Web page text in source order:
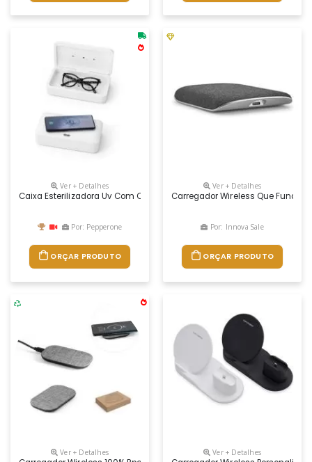
Ver + Detalhes
Caixa Esterilizadora Uv Com Carregador Wireless Fast Personalizada
Por: Pepperone
ORÇAR PRODUTO
Ver + Detalhes
Carregador Wireless Que Funde
Por: Innova Sale
ORÇAR PRODUTO
Ver + Detalhes Ver + Detalhes